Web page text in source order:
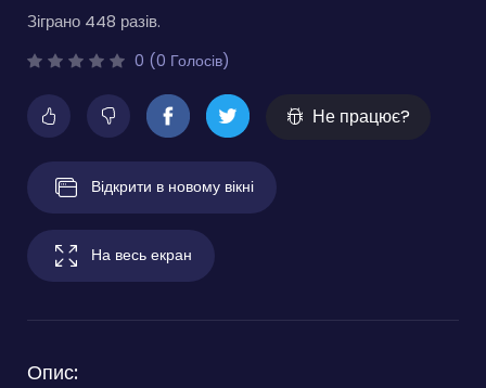
Зіграно 448 разів.
0 (0 Голосів)
Не працює?
Відкрити в новому вікні
На весь екран
Опис: